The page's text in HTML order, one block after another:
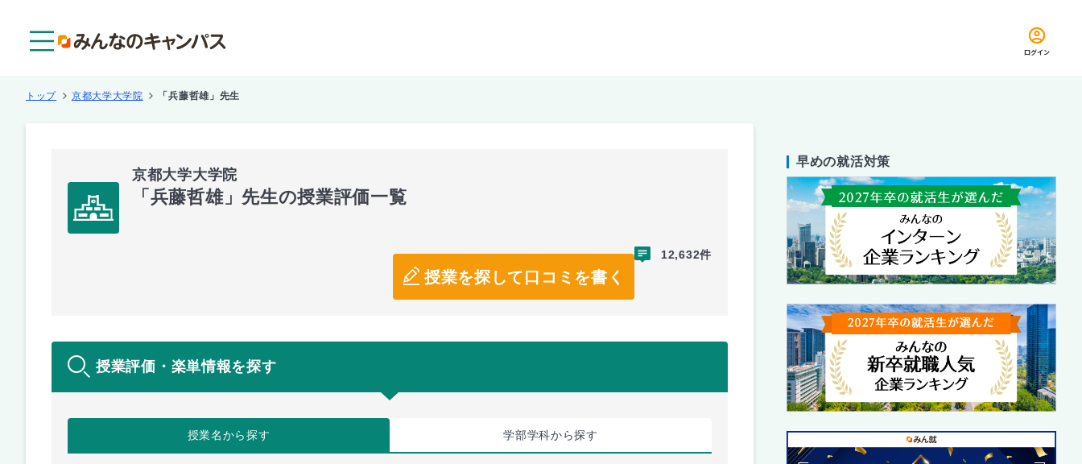
ログイン
トップ 京都大学大学院 「兵藤哲雄」先生
京都大学大学院
「兵藤哲雄」先生の授業評価一覧
授業を探して口コミを書く
12,632件
授業評価・楽単情報を探す
授業名から探す 学部学科から探す
早めの就活対策